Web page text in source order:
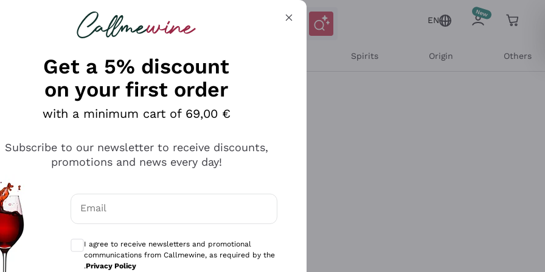
looking for
EN
Spirits Origin Others
Get a 5% discount
on your first order
with a minimum cart of 69,00 €
Subscribe to our newsletter to receive discounts,
promotions and news every day!
Email
I agree to receive newsletters and promotional
communications from Callmewine, as required by the
.Privacy Policy